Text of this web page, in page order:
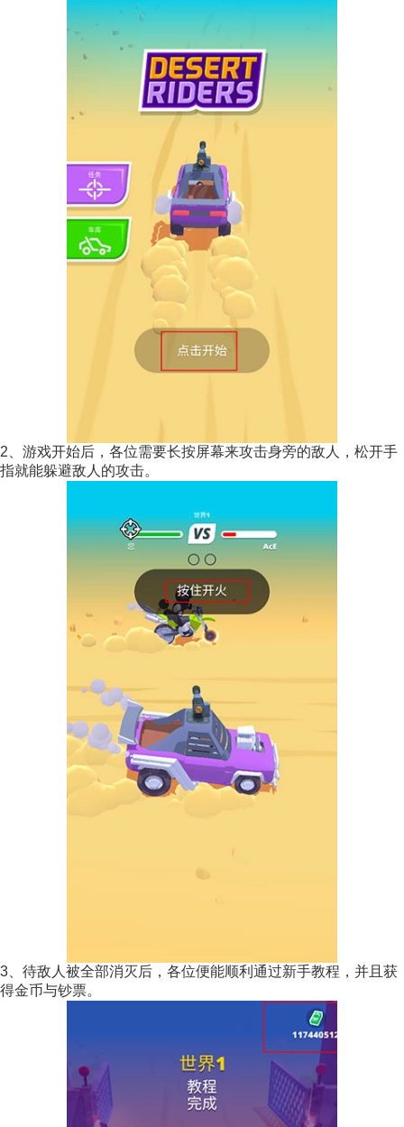
2、游戏开始后，各位需要长按屏幕来攻击身旁的敌人，松开手
指就能躲避敌人的攻击。
3、待敌人被全部消灭后，各位便能顺利通过新手教程，并且获
得金币与钞票。